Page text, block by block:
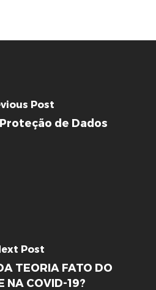
Post
de Dados
Post
TEORIA FATO DO
NA COVID-19?